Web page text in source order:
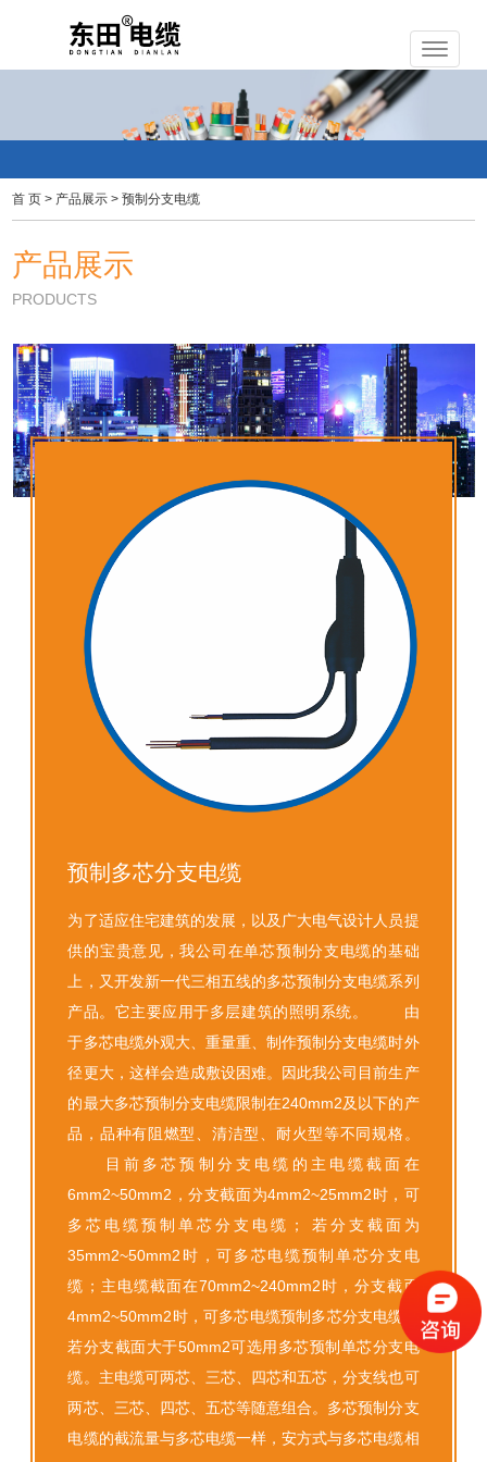
首 页 > 产品展示 >预制分支电缆
产品展示
PRODUCTS
预制多芯分支电缆
为了适应住宅建筑的发展，以及广大电气设计人员提
供的宝贵意见，我公司在单芯预制分支电缆的基础
上，又开发新一代三相五线的多芯预制分支电缆系列
产品。它主要应用于多层建筑的照明系统。 由
于多芯电缆外观大、重量重、制作预制分支电缆时外
径更大，这样会造成敷设困难。因此我公司目前生产
的最大多芯预制分支电缆限制在240mm2及以下的产
品，品种有阻燃型、清洁型、耐火型等不同规格。
目前多芯预制分支电缆的主电缆截面在
6mm2~50mm2，分支截面为4mm2~25mm2时，可
多芯电缆预制单芯分支电缆； 若分支截面为
35mm2~50mm2时，可多芯电缆预制单芯分支电
缆；主电缆截面在70mm2~240mm2时，分支截面
4mm2~50mm2时，可多芯电缆预制多芯分支电缆；
若分支截面大于50mm2可选用多芯预制单芯分支电
缆。主电缆可两芯、三芯、四芯和五芯，分支线也可
两芯、三芯、四芯、五芯等随意组合。多芯预制分支
电缆的截流量与多芯电缆一样，安方式与多芯电缆相